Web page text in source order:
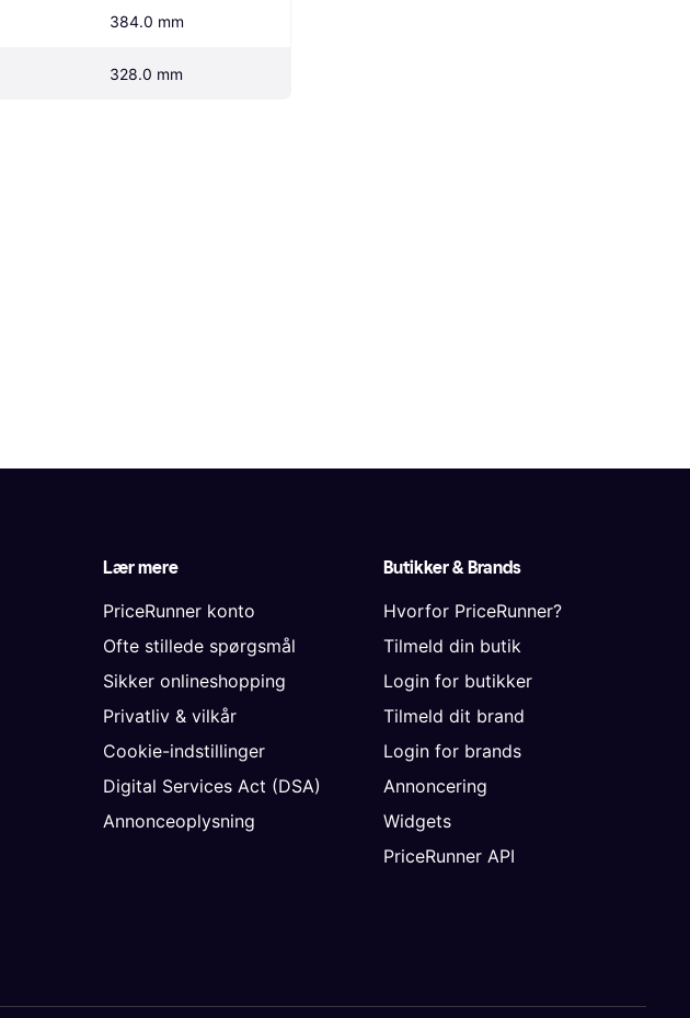
384.0 mm
328.0 mm
Lær mere
PriceRunner konto
Ofte stillede spørgsmål
Sikker onlineshopping
Privatliv & vilkår
Cookie-indstillinger
Digital Services Act (DSA)
Annonceoplysning
Butikker & Brands
Hvorfor PriceRunner?
Tilmeld din butik
Login for butikker
Tilmeld dit brand
Login for brands
Annoncering
Widgets
PriceRunner API